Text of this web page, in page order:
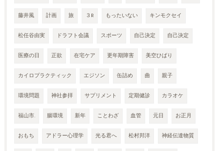
藤井風 計画 旅 ３R もったいない キンモクセイ
松任谷由実 ドラフト会議 スポーツ 自己決定 自己決定
医療の日 正欲 在宅ケア 更年期障害 美空ひばり
カイロプラクティック エジソン 缶詰め 曲 親子
環境問題 神社参拝 サプリメント 定期健診 カラオケ
福山市. 腸環境 新年 ことわざ 血管 元日 お正月
おもち アドラー心理学 光る君へ 松村邦洋 神経伝達物質